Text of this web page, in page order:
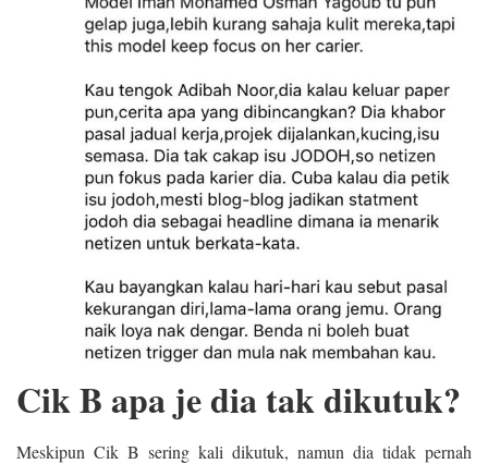
Cik B apa je dia tak dikutuk?
Meskipun Cik B sering kali dikutuk, namun dia tidak pernah